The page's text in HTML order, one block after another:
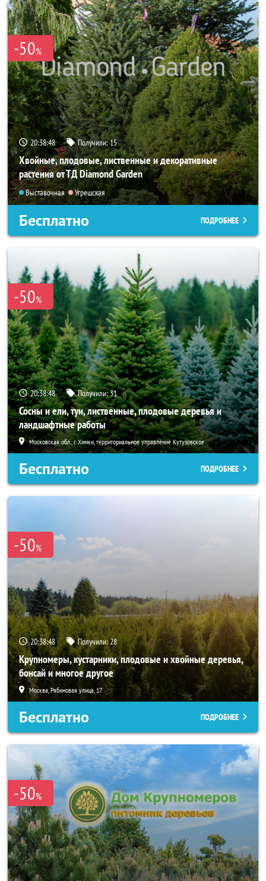
-50%
20:38:46 Получили:15
Хвойные, плодовые, лиственные и декоративные
растения от ТД Diamond Garden
Выставочная Угрешская
Бесплатно ПОДРОБНЕЕ
-50%
20:38:46 Получили:31
Сосны и ели, туи, лиственные, плодовые деревья и
ландшафтные работы
Московская обл., г. Химки, территориальное управление Кутузовское
Бесплатно ПОДРОБНЕЕ
-50%
20:38:46 Получили:28
Крупномеры, кустарники, плодовые и хвойные деревья,
бонсай и многое другое
Москва, Рябиновая улица, 17
Бесплатно ПОДРОБНЕЕ
-50%